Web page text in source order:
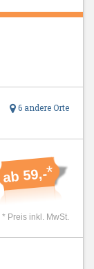
6 andere Orte
ab 59,-*
* Preis inkl. MwSt.